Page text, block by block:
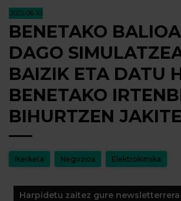
2025-06-10
BENETAKO
DAGO
BAIZIK ETA DATU
BENETAKO
BIHURTZEN
Ikerketa Negozioa Elektrokimika
Harpidetu zaitez gure newsletterrera